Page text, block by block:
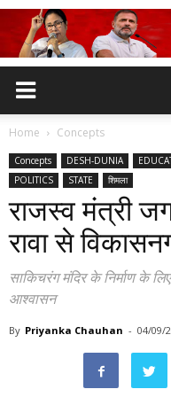
Home Concepts
Concepts DESH-DUNIA
POLITICS
STATE शिमला
राजस्व मंत्री
रावा से
साकिचरंग मंदिर के निर्माण के
आश्वासन
By Priyanka Chauhan - 04/09/